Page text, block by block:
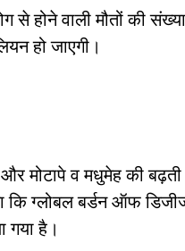
से होने वाली मौतों की
हो जाएगी।
मोटापे व मधुमेह की
ग्लोबल बर्डन ऑफ
गया है।